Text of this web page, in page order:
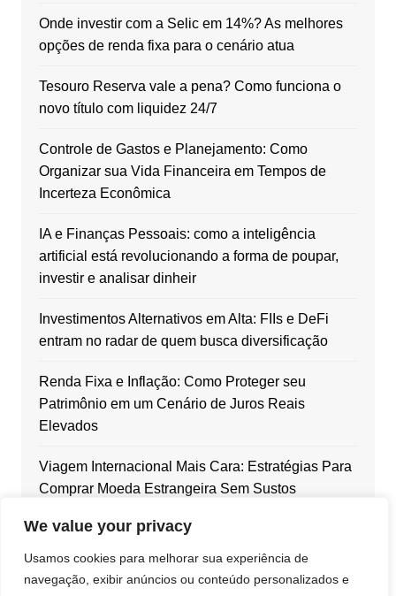
We value your privacy
Usamos cookies para melhorar sua experiência de
navegação, exibir anúncios ou conteúdo personalizados e
Onde investir com a Selic em 14%? As melhores
opções de renda fixa para o cenário atua
Tesouro Reserva vale a pena? Como funciona o
novo título com liquidez 24/7
Controle de Gastos e Planejamento: Como
Organizar sua Vida Financeira em Tempos de
Incerteza Econômica
IA e Finanças Pessoais: como a inteligência
artificial está revolucionando a forma de poupar,
investir e analisar dinheir
Investimentos Alternativos em Alta: FIIs e DeFi
entram no radar de quem busca diversificação
Renda Fixa e Inflação: Como Proteger seu
Patrimônio em um Cenário de Juros Reais
Elevados
Viagem Internacional Mais Cara: Estratégias Para
Comprar Moeda Estrangeira Sem Sustos
Dólar em Alta: Como Blindar Seu Patrimônio com
Ativos Internacionais